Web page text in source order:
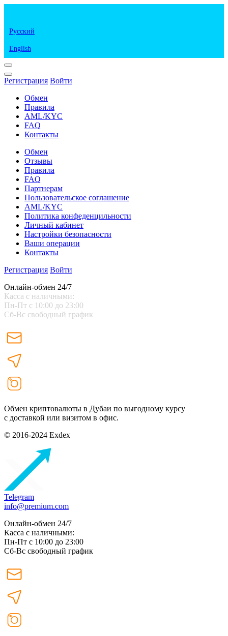
Русский
English
Регистрация Войти
Обмен
Правила
AML/KYC
FAQ
Контакты
Обмен
Отзывы
Правила
FAQ
Партнерам
Пользовательское соглашение
AML/KYC
Политика конфеденцильности
Личный кабинет
Настройки безопасности
Ваши операции
Контакты
Регистрация Войти
Онлайн-обмен 24/7
Касса с наличными:
Пн-Пт с 10:00 до 23:00
Сб-Вс свободный график
Обмен криптовалюты в Дубаи по выгодному курсу
с доставкой или визитом в офис.
© 2016-2024 Exdex
Telegram
info@premium.com
Онлайн-обмен 24/7
Касса с наличными:
Пн-Пт с 10:00 до 23:00
Сб-Вс свободный график